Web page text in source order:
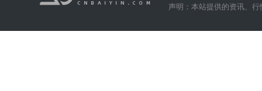
声明：本站提供的资讯、